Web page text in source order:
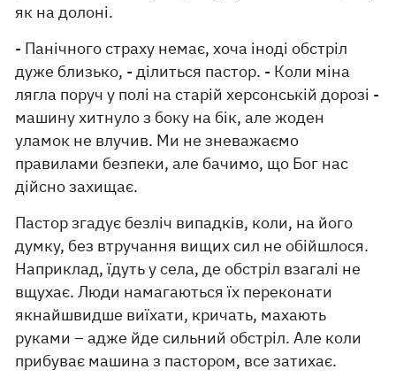
як на долоні.
- Панічного страху немає, хоча іноді обстріл
дуже близько, - ділиться пастор. - Коли міна
лягла поруч у полі на старій херсонській дорозі -
машину хитнуло з боку на бік, але жоден
уламок не влучив. Ми не зневажаємо
правилами безпеки, але бачимо, що Бог нас
дійсно захищає.
Пастор згадує безліч випадків, коли, на його
думку, без втручання вищих сил не обійшлося.
Наприклад, їдуть у села, де обстріл взагалі не
вщухає. Люди намагаються їх переконати
якнайшвидше виїхати, кричать, махають
руками – адже йде сильний обстріл. Але коли
прибуває машина з пастором, все затихає.